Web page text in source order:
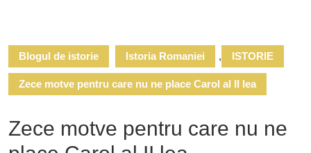
Blogul de istorie Istoria Romaniei , ISTORIE
Zece motve pentru care nu ne place Carol al II lea
Zece motve pentru care nu ne